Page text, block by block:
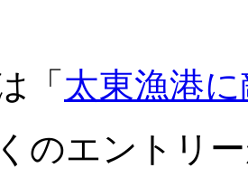
「 太東漁港
のエントリ